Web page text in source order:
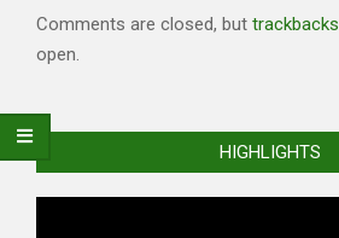
Comments are closed, but trackbacks
open.
HIGHLIGHTS